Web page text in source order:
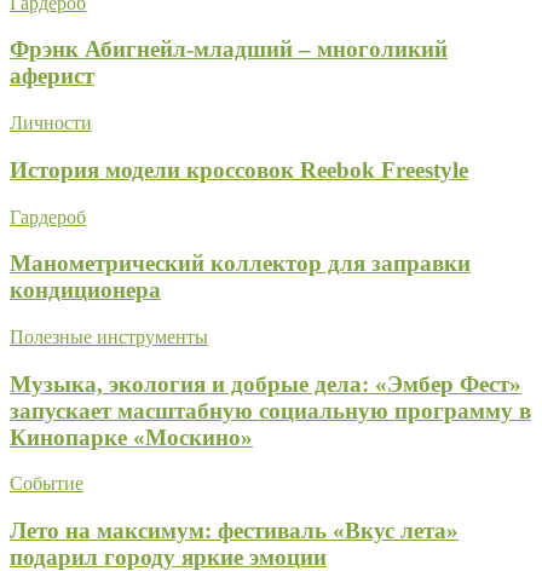
Фрэнк Абигнейл-младший – многоликий
аферист
Личности
История модели кроссовок Reebok Freestyle
Гардероб
Манометрический коллектор для заправки
кондиционера
Полезные инструменты
Музыка, экология и добрые дела: «Эмбер Фест»
запускает масштабную социальную программу в
Кинопарке «Москино»
Событие
Лето на максимум: фестиваль «Вкус лета»
подарил городу яркие эмоции